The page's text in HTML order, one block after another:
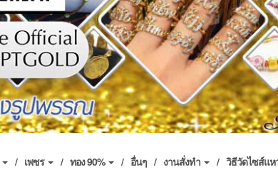
เพชร ทอง 90% อื่นๆ งานสั่งทำ วิธีวัดไซส์แห